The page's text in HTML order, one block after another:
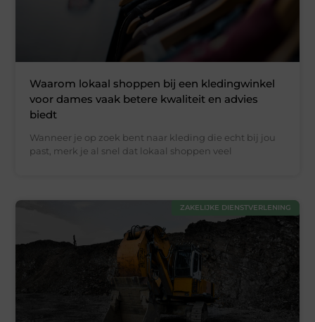
Waarom lokaal shoppen bij een kledingwinkel
voor dames vaak betere kwaliteit en advies
biedt
Wanneer je op zoek bent naar kleding die echt bij jou
past, merk je al snel dat lokaal shoppen veel
ZAKELIJKE DIENSTVERLENING